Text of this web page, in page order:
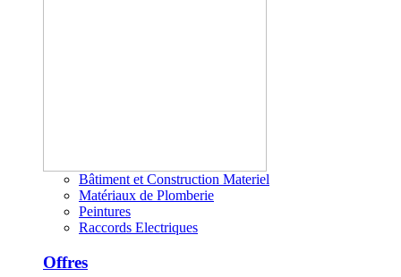
Bâtiment et Construction Materiel
Matériaux de Plomberie
Peintures
Raccords Electriques
Offres